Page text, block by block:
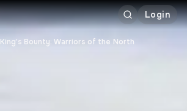
Login
King's Bounty: Warriors of the North